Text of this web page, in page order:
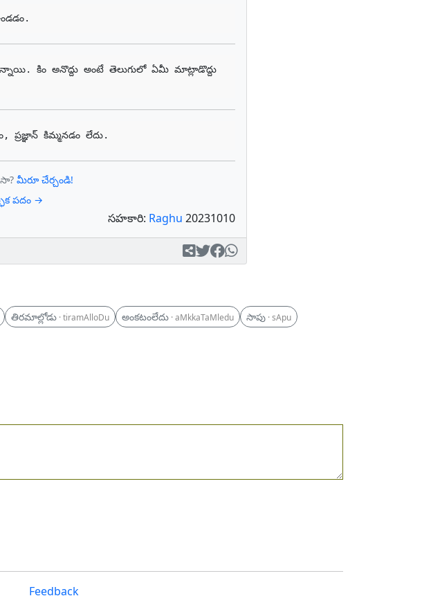
కిం అనొద్దు అంటే తెలుగులో ఏమీ మాట్లాడొద్దు
ప్రజ్ఞాన్ కిమ్మనడం లేదు.
మీరూ చేర్చండి!
పదం →
సహకారి: Raghu 20231010
తిరమాల్లోడు · tiramAlloDu అంకటంలేదు · aMkkaTaMledu సాపు · sApu
Feedback